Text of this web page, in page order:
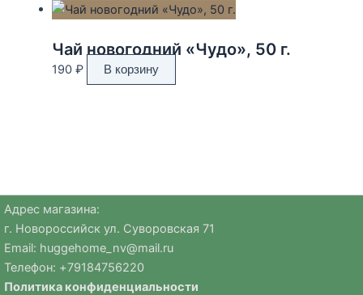
Чай новогодний «Чудо», 50 г.
190 ₽ В корзину
Адрес магазина:
г. Новороссийск ул. Суворовская 71
Email: huggehome_nv@mail.ru
Телефон: +79184756220
Политика конфиденциальности